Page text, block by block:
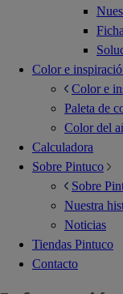
Color e
Color e
Paleta de
Color del
Calculadora
Sobre Pintuco
Sobre
Nuestra
Noticias
Tiendas Pintuco
Contacto